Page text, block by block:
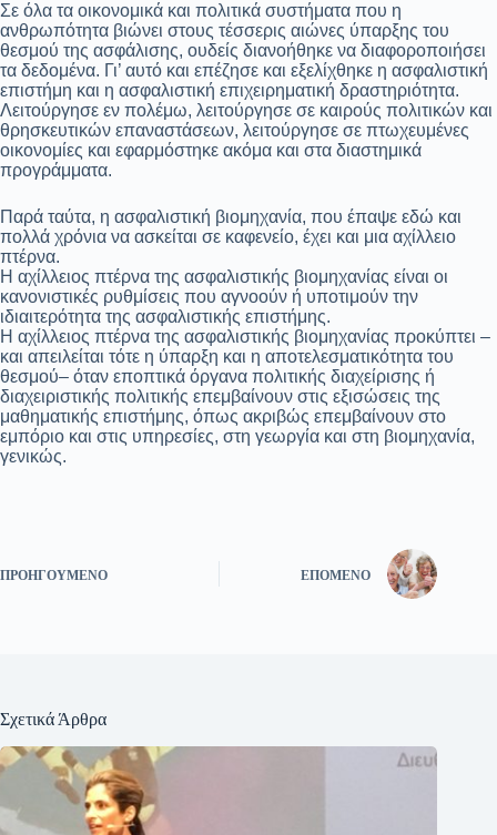
Σε όλα τα οικονομικά και πολιτικά συστήματα που η
ανθρωπότητα βιώνει στους τέσσερις αιώνες ύπαρξης του
θεσμού της ασφάλισης, ουδείς διανοήθηκε να διαφοροποιήσει
τα δεδομένα. Γι’ αυτό και επέζησε και εξελίχθηκε η ασφαλιστική
επιστήμη και η ασφαλιστική επιχειρηματική δραστηριότητα.
Λειτούργησε εν πολέμω, λειτούργησε σε καιρούς πολιτικών και
θρησκευτικών επαναστάσεων, λειτούργησε σε πτωχευμένες
οικονομίες και εφαρμόστηκε ακόμα και στα διαστημικά
προγράμματα.
Παρά ταύτα, η ασφαλιστική βιομηχανία, που έπαψε εδώ και
πολλά χρόνια να ασκείται σε καφενείο, έχει και μια αχίλλειο
πτέρνα.
Η αχίλλειος πτέρνα της ασφαλιστικής βιομηχανίας είναι οι
κανονιστικές ρυθμίσεις που αγνοούν ή υποτιμούν την
ιδιαιτερότητα της ασφαλιστικής επιστήμης.
Η αχίλλειος πτέρνα της ασφαλιστικής βιομηχανίας προκύπτει –
και απειλείται τότε η ύπαρξη και η αποτελεσματικότητα του
θεσμού– όταν εποπτικά όργανα πολιτικής διαχείρισης ή
διαχειριστικής πολιτικής επεμβαίνουν στις εξισώσεις της
μαθηματικής επιστήμης, όπως ακριβώς επεμβαίνουν στο
εμπόριο και στις υπηρεσίες, στη γεωργία και στη βιομηχανία,
γενικώς.
ΠΡΟΗΓΟΎΜΕΝΟ ΕΠΌΜΕΝΟ
Σχετικά Άρθρα